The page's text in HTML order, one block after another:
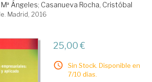
Ángeles; Casanueva Rocha, Cristóbal
Madrid, 2016
25,00 €
Sin Stock. Disponible en
7/10 días.